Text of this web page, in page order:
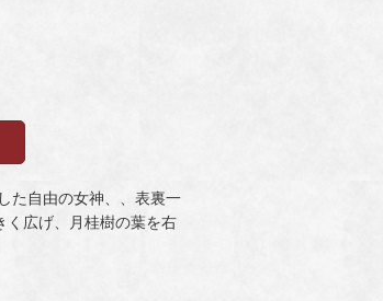
た自由の女神、、表裏一
く広げ、月桂樹の葉を右